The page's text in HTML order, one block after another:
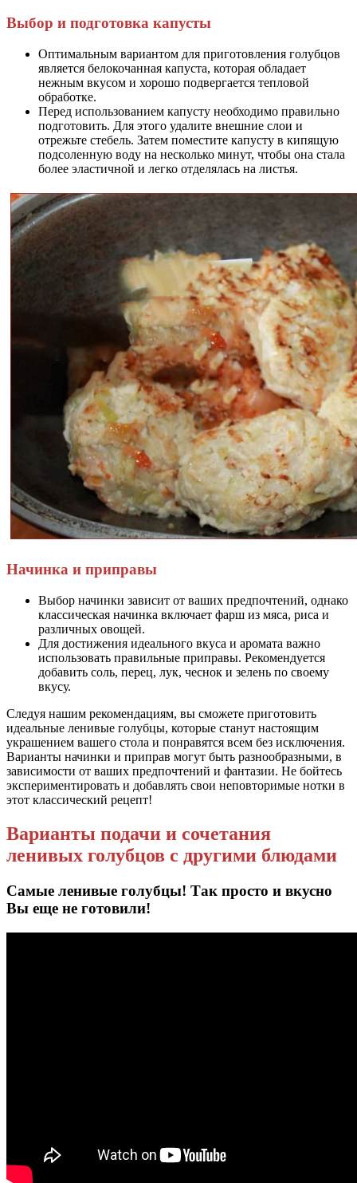
Выбор и подготовка капусты
Оптимальным вариантом для приготовления голубцов
является белокочанная капуста, которая обладает
нежным вкусом и хорошо подвергается тепловой
обработке.
Перед использованием капусту необходимо правильно
подготовить. Для этого удалите внешние слои и
отрежьте стебель. Затем поместите капусту в кипящую
подсоленную воду на несколько минут, чтобы она стала
более эластичной и легко отделялась на листья.
Начинка и приправы
Выбор начинки зависит от ваших предпочтений, однако
классическая начинка включает фарш из мяса, риса и
различных овощей.
Для достижения идеального вкуса и аромата важно
использовать правильные приправы. Рекомендуется
добавить соль, перец, лук, чеснок и зелень по своему
вкусу.
Следуя нашим рекомендациям, вы сможете приготовить
идеальные ленивые голубцы, которые станут настоящим
украшением вашего стола и понравятся всем без исключения.
Варианты начинки и приправ могут быть разнообразными, в
зависимости от ваших предпочтений и фантазии. Не бойтесь
экспериментировать и добавлять свои неповторимые нотки в
этот классический рецепт!
Варианты подачи и сочетания
ленивых голубцов с другими блюдами
Самые ленивые голубцы! Так просто и вкусно
Вы еще не готовили!